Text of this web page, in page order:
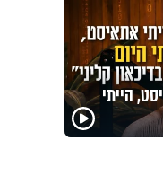
הייתי